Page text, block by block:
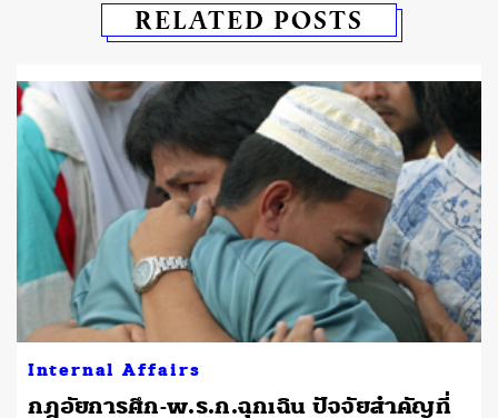
RELATED POSTS
Internal Affairs
กฎอัยการศึก-พ.ร.ก.ฉุกเฉิน ปัจจัยสำคัญที่